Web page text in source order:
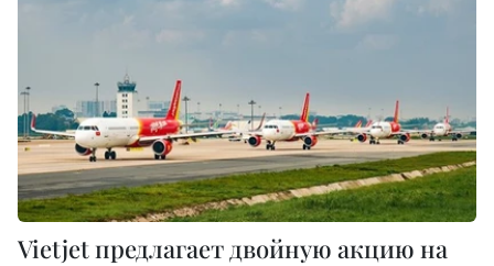
Vietjet предлагает двойную акцию на